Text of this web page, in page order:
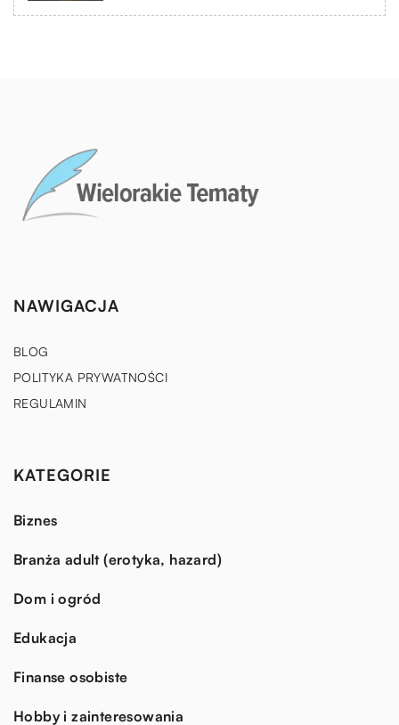
NAWIGACJA
BLOG
POLITYKA PRYWATNOŚCI
REGULAMIN
KATEGORIE
Biznes
Branża adult (erotyka, hazard)
Dom i ogród
Edukacja
Finanse osobiste
Hobby i zainteresowania